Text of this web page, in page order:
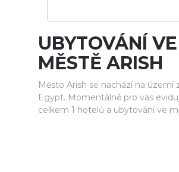
UBYTOVÁNÍ VE
MĚSTĚ ARISH
Město Arish se nachází na území
Egypt. Momentálně pro vás
celkem 1 hotelů a ubytování ve